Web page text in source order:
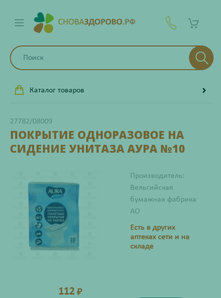
Каталог товаров
27782/08009
ПОКРЫТИЕ ОДНОРАЗОВОЕ НА
СИДЕНИЕ УНИТАЗА АУРА №10
Производитель:
Вельгийская
бумажная фабрика
АО
Есть в других
аптеках сети и на
складе
112 ₽